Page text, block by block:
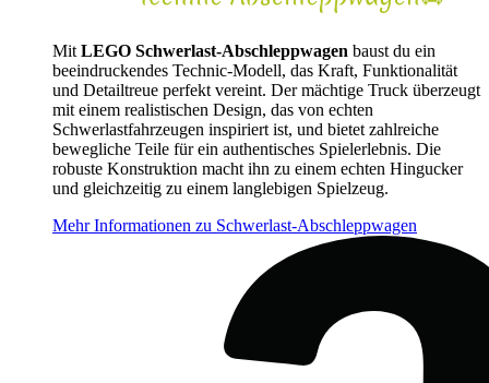
Mit LEGO Schwerlast-Abschleppwagen baust du ein
beeindruckendes Technic-Modell, das Kraft, Funktionalität
und Detailtreue perfekt vereint. Der mächtige Truck überzeugt
mit einem realistischen Design, das von echten
Schwerlastfahrzeugen inspiriert ist, und bietet zahlreiche
bewegliche Teile für ein authentisches Spielerlebnis. Die
robuste Konstruktion macht ihn zu einem echten Hingucker
und gleichzeitig zu einem langlebigen Spielzeug.
Mehr Informationen zu Schwerlast-Abschleppwagen